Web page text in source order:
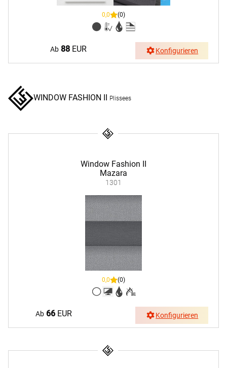
0,0 (0)
Ab 88 EUR Konfigurieren
WINDOW FASHION II Plissees
Window Fashion II
Mazara
1301
0,0 (0)
Ab 66EUR Konfigurieren